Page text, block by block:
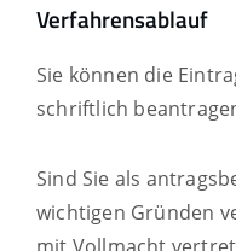
Verfahrensablauf
Sie können die
schriftlich
Sind Sie als
wichtigen Gründen